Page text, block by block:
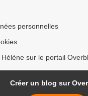
personnelles
sur le portail
Créer un blog sur